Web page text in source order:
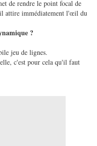
de rendre le point focal de
attire immédiatement l'œil du
?
jeu de lignes.
c'est pour cela qu'il faut